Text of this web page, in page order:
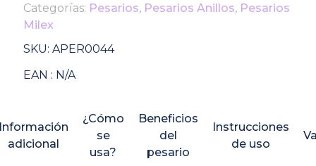
cantidad
EAN : N/A
SKU: APER0044
Categorías: Pesarios, Pesarios Anillos, Pesarios
Milex
adicional
¿Cómo
se
usa?
Beneficios
del
pesario
Instrucciones
de uso